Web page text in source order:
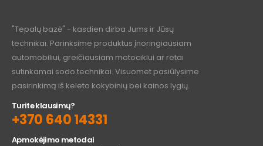
"Tepalų bazė" - kasdien dirba Jums ir Jūsų
technikai. Parinksime produktus įnoringiausiam
automobiliui, greičiausiam motociklui ar retai
sutinkamai sodo technikai. Visuomet pasiūlysime
pasirinkimą iš keleto kokybinių bei kainos lygių.
Turite klausimų?
+370 640 14331
Apmokėjimo metodai